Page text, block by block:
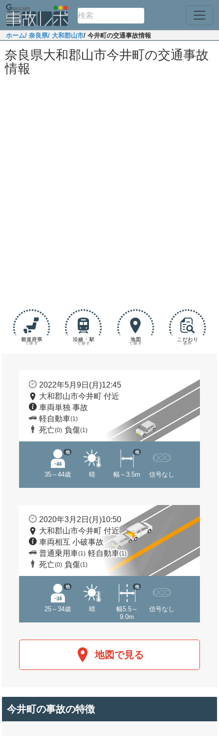
ホーム/ 奈良県/ 大和郡山市/ 今井町の交通事故情報
奈良県大和郡山市今井町の交通事故
情報
都道府県
で探す
沿線・駅
で探す
地図
で探す
こだわり
条件
2022年5月9日(月)12:45
大和郡山市今井町 付近
車両単独 事故
軽自動車(1)
死亡(0) 負傷(1)
35～44歳
他
晴 幅～3.5m
他
信号なし
2020年3月2日(月)10:50
大和郡山市今井町 付近
車両相互 小破事故
普通乗用車(1) 軽自動車(1)
死亡(0) 負傷(1)
25～34歳
他
晴
幅5.5～
9.0m
他
信号なし
地図で見る
今井町の事故の特徴